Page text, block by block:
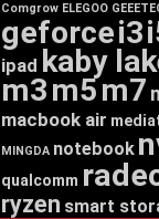
Comgrow ELEGOO
geforcei3
ipad kaby
m3m5m7
macbook air
MINGDA notebook
qualcomm
ryzen smart